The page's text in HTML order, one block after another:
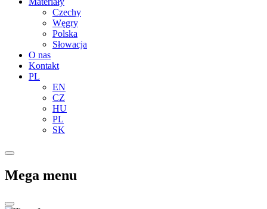
Czechy
Węgry
Polska
Słowacja
O nas
Kontakt
PL
EN
CZ
HU
PL
SK
Mega menu